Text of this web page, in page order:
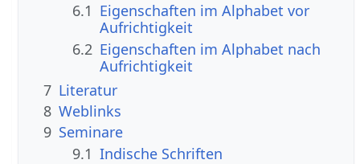
6.1 Eigenschaften im Alphabet vor
Aufrichtigkeit
6.2 Eigenschaften im Alphabet nach
Aufrichtigkeit
7 Literatur
8 Weblinks
9 Seminare
9.1 Indische Schriften